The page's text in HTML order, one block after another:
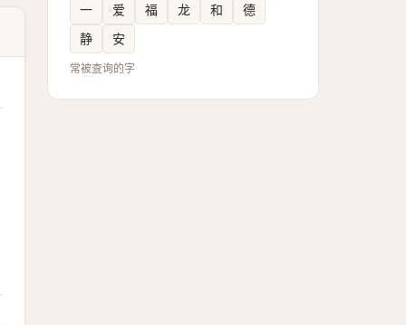
一 爱 福 龙 和
德
静
安
常被查询的字